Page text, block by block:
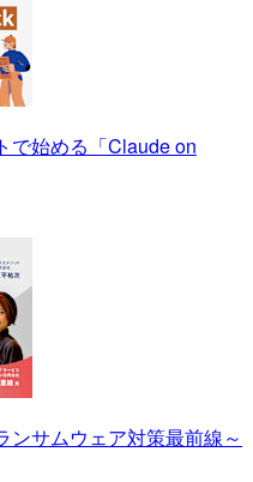
で始める「Claude on
ンサムウェア対策最前線～